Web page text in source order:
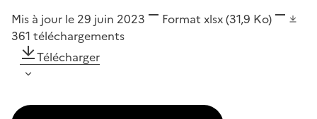
Mis à jour le 29 juin 2023 Format xlsx(31,9 Ko)
361 téléchargements
Télécharger